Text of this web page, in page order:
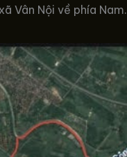
Vân Nội về phía Nam.